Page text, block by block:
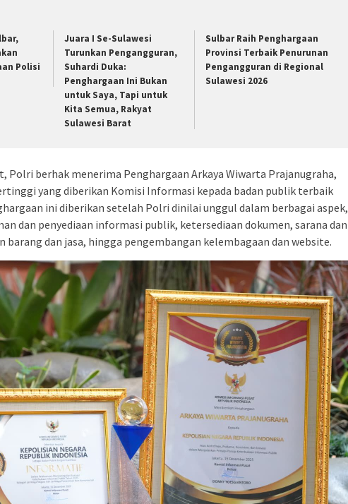
Polisi
Juara I Se-Sulawesi
Turunkan Pengangguran,
Suhardi Duka:
Penghargaan Ini Bukan
untuk Saya, Tapi untuk
Kita Semua, Rakyat
Sulawesi Barat
Sulbar Raih Penghargaan
Provinsi Terbaik Penurunan
Pengangguran di Regional
Sulawesi 2026
Polri berhak menerima Penghargaan Arkaya Wiwarta Prajanugraha,
yang diberikan Komisi Informasi kepada badan publik terbaik
ini diberikan setelah Polri dinilai unggul dalam berbagai aspek,
dan penyediaan informasi publik, ketersediaan dokumen, sarana dan
barang dan jasa, hingga pengembangan kelembagaan dan website.